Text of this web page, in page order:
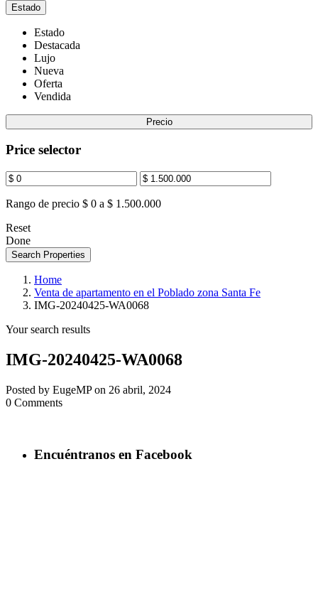
Estado
Estado
Destacada
Lujo
Nueva
Oferta
Vendida
Precio
Price selector
Rango de precio $ 0 a $ 1.500.000
Reset
Done
Search Properties
Home
Venta de apartamento en el Poblado zona Santa Fe
IMG-20240425-WA0068
Your search results
IMG-20240425-WA0068
Posted by EugeMP on 26 abril, 2024
0 Comments
Encuéntranos en Facebook